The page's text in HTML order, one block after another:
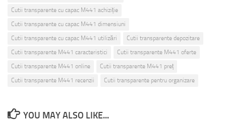
Cutii transparente cu capac M441 achiziție
Cutii transparente cu capac M441 dimensiuni
Cutii transparente cu capac M441 utilizări
Cutii transparente depozitare
Cutii transparente M441 caracteristici
Cutii transparente M441 oferte
Cutii transparente M441 online
Cutii transparente M441 preț
Cutii transparente M441 recenzii
Cutii transparente pentru organizare
YOU MAY ALSO LIKE...